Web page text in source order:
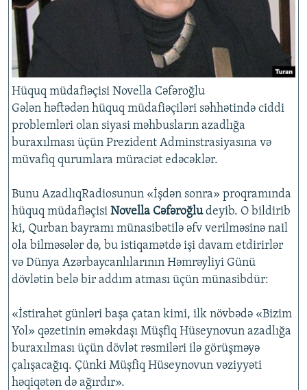
AZADLIQRADIOSU MOBIL TELEFONUNUZDA
BIZIMLƏ ƏLAQƏ
XƏBƏR BÜLLETENLƏRIMIZ
RFE/RL-in bütün saytları
Hüquq müdafiəçisi Novella Cəfəroğlu
Gələn həftədən hüquq müdafiəçiləri səhhətində ciddi
problemləri olan siyasi məhbusların azadlığa
buraxılması üçün Prezident Adminstrasiyasına və
müvafiq qurumlara müraciət edəcəklər.
Bunu AzadlıqRadiosunun «İşdən sonra» proqramında
hüquq müdafiəçisi Novella Cəfəroğludeyib. O bildirib
ki, Qurban bayramı münasibətilə əfv verilməsinə nail
ola bilməsələr də, bu istiqamətdə işi davam etdirirlər
və Dünya Azərbaycanlılarının Həmrəyliyi Günü
dövlətin belə bir addım atması üçün münasibdür:
«İstirahət günləri başa çatan kimi, ilk növbədə «Bizim
Yol» qəzetinin əməkdaşı Müşfiq Hüseynovun azadlığa
buraxılması üçün dövlət rəsmiləri ilə görüşməyə
çalışacağıq. Çünki Müşfiq Hüseynovun vəziyyəti
həqiqətən də ağırdır».